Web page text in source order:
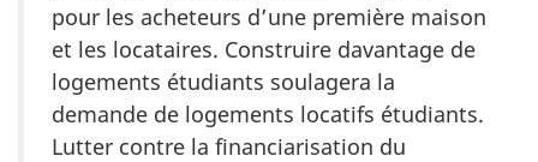
pour les acheteurs d’une première maison
et les locataires. Construire davantage de
logements étudiants soulagera la
demande de logements locatifs étudiants.
Lutter contre la financiarisation du